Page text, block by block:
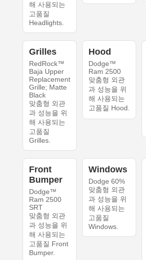
해 사용되는
고품질
Headlights.
Grilles
RedRock™
Baja Upper
Replacement
Grille; Matte
Black
맞춤형 외관
과 성능을 위
해 사용되는
고품질
Grilles.
Hood
Dodge™
Ram 2500
맞춤형 외관
과 성능을 위
해 사용되는
고품질 Hood.
Front
Bumper
Dodge™
Ram 2500
SRT
맞춤형 외관
과 성능을 위
해 사용되는
고품질 Front
Bumper.
Windows
Dodge 60%
맞춤형 외관
과 성능을 위
해 사용되는
고품질
Windows.